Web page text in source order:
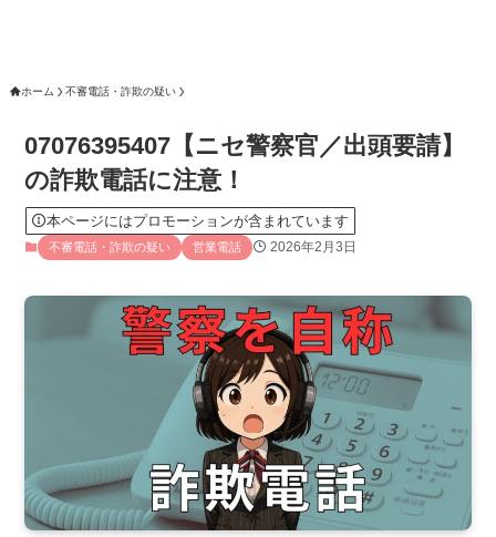
ホーム 不審電話・詐欺の疑い
07076395407【ニセ警察官／出頭要請】
の詐欺電話に注意！
本ページにはプロモーションが含まれています
不審電話・詐欺の疑い 営業電話 2026年2月3日